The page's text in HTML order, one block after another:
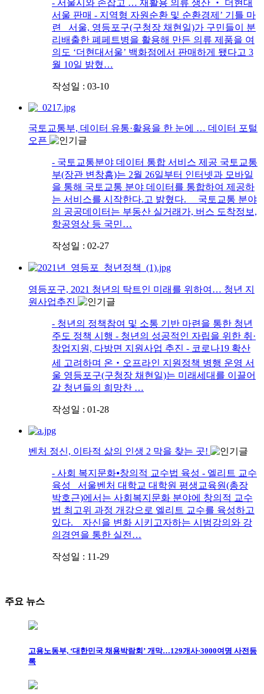
- 서울시와 손잡고 … 재활용 의류 생산 ‧ 더현대
서울 판매 - 지역형 자원순환 및 순환경제’ 기틀 마
련 서울, 영등포구(구청장 채현일)가 구민들이 분
리배출한 폐페트병을 활용해 만든 의류 제품을 여
의도 ‘더현대서울’ 백화점에서 판매하게 됐다고 3
월 10일 밝혔…
작성일 : 03-10
국토교통부, 데이터 유통·활용을 한 눈에 … 데이터 포털
오픈
- 국토교통분야 데이터 통합 서비스 제공 국토교통
부(장관 변창흠)는 2월 26일부터 인터넷과 모바일
을 통해 국토교통 분야 데이터를 통합하여 제공하
는 서비스를 시작한다.고 밝혔다. 국토교통 분야
의 공공데이터는 부동산 실거래가, 버스 도착정보,
항공영상 등 국민…
작성일 : 02-27
영등포구, 2021 청년의 탁트인 미래를 위하여… 청년 지
원사업추진
- 청년의 정책참여 및 소통 기반 마련을 통한 청년
주도 정책 시행 - 청년의 성공적인 자립을 위한 취·
창업지원, 다방면 지원사업 추진 - 코로나19 확산
세 고려하며 온‧오프라인 지원정책 병행 운영 서
울 영등포구(구청장 채현일)는 미래세대를 이끌어
갈 청년들의 희망찬 …
작성일 : 01-28
벤처 정신, 이타적 삶의 인생 2 막을 찾는 곳!
- 사회 복지문화⦁창의적 교수법 육성 - 엘리트 교수
육성 서울벤처 대학교 대학원 평생교육원(총장
박호근)에서는 사회복지문화 분야에 창의적 교수
법 최고위 과정 개강으로 엘리트 교수를 육성하고
있다. 자신을 변화 시키고자하는 시범강의와 강
의경연을 통한 실전…
작성일 : 11-29
주요 뉴스
고용노동부, ‘대한민국 채용박람회’ 개막…129개사·3000여명 사전등
록